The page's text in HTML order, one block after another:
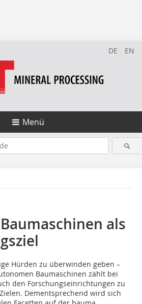
DE EN
Menü
als
Hürden zu überwinden geben –
Baumaschinen zählt bei
den Forschungseinrichtungen zu
Dementsprechend wird sich